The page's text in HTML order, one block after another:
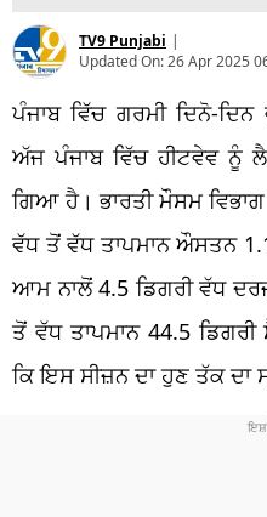
TV9 Punjabi |
Updated On:26 Apr 2025
ਪੰਜਾਬ ਵਿੱਚ ਗਰਮੀ ਦਿਨੋ-
ਅੱਜ ਪੰਜਾਬ ਵਿੱਚ ਹੀਟਵੇਵ ਨੂੰ
ਗਿਆ ਹੈ। ਭਾਰਤੀ ਮੌਸਮ
ਵੱਧ ਤੋਂ ਵੱਧ ਤਾਪਮਾਨ ਔਸਤਨ
ਆਮ ਨਾਲੋਂ 4.5 ਡਿਗਰੀ ਵੱਧ
ਤੋਂ ਵੱਧ ਤਾਪਮਾਨ 44.5
ਕਿ ਇਸ ਸੀਜ਼ਨ ਦਾ ਹੁਣ ਤੱਕ ਦਾ